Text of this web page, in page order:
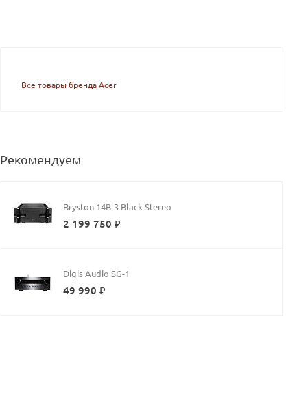
Все товары бренда Acer
Рекомендуем
Bryston 14B-3 Black Stereo
2 199 750 ₽
Digis Audio SG-1
49 990 ₽